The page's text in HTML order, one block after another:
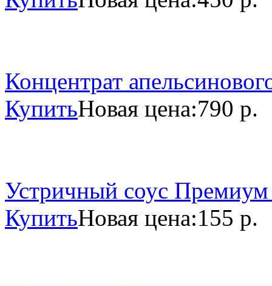
Концентрат
КупитьНовая цена:790 р.
Устричный соус
КупитьНовая цена:155 р.